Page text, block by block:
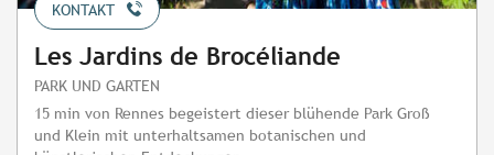
KONTAKT
Les Jardins de Brocéliande
PARK UND GARTEN
15 min von Rennes begeistert dieser blühende Park Groß
und Klein mit unterhaltsamen botanischen und